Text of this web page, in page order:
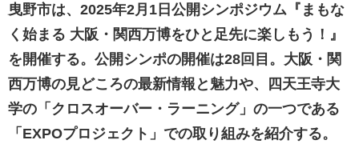
曳野市は、2025年2月1日公開シンポジウム『まもな
く始まる 大阪・関西万博をひと足先に楽しもう！』
を開催する。公開シンポの開催は28回目。大阪・関
西万博の見どころの最新情報と魅力や、四天王寺大
学の「クロスオーバー・ラーニング」の一つである
「EXPOプロジェクト」での取り組みを紹介する。